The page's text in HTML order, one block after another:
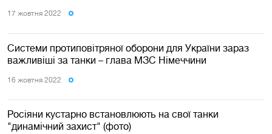
17 жовтня 2022
Системи протиповітряної оборони для України зараз
важливіші за танки – глава МЗС Німеччини
16 жовтня 2022
Росіяни кустарно встановлюють на свої танки
"динамічний захист" (фото)